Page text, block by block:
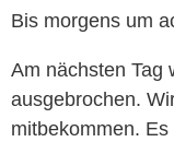
Bis morgens um
Am nächsten Tag
ausgebrochen.
mitbekommen.